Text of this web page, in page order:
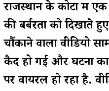
राजस्थान के कोटा में
की बर्बरता को दिखाते
चौंकाने वाला वीडियो
कैद हो गई और घटना का
पर वायरल हो रहा है.